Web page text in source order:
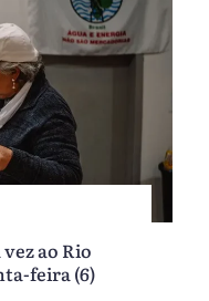
ao Rio
feira (6)